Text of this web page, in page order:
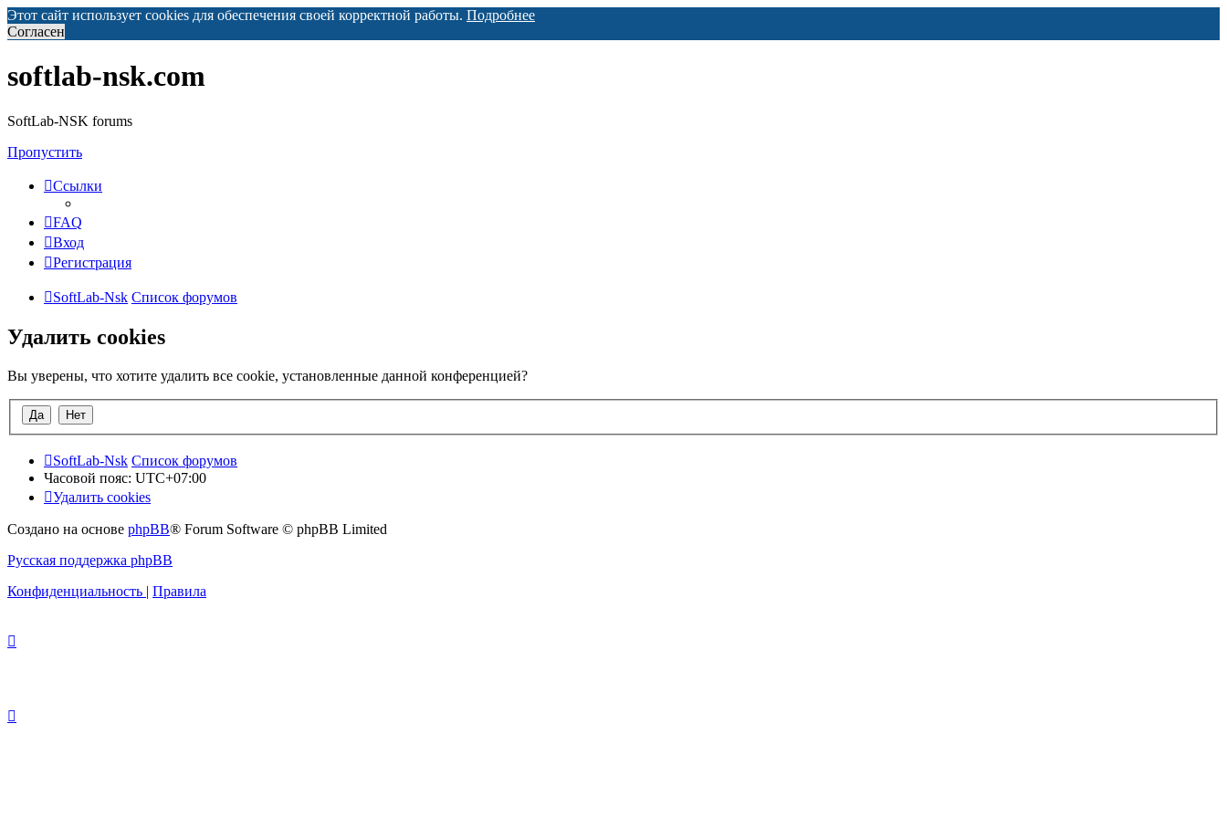
Этот сайт использует cookies для обеспечения своей корректной работы. Подробнее
Согласен
softlab-nsk.com
SoftLab-NSK forums
Пропустить
Ссылки
FAQ
Вход
Регистрация
SoftLab-Nsk Список форумов
Удалить cookies
Вы уверены, что хотите удалить все cookie, установленные данной конференцией?
SoftLab-Nsk Список форумов
Часовой пояс: UTC+07:00
Удалить cookies
Создано на основе phpBB® Forum Software © phpBB Limited
Русская поддержка phpBB
Конфиденциальность | Правила